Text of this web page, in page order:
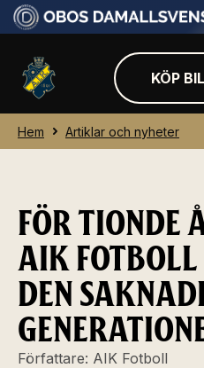
KÖP
Hem Artiklar och nyheter
FÖR TIONDE
AIK
DEN
Författare: AIK Fotboll